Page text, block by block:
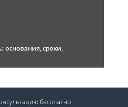
основания, сроки,
бесплатно